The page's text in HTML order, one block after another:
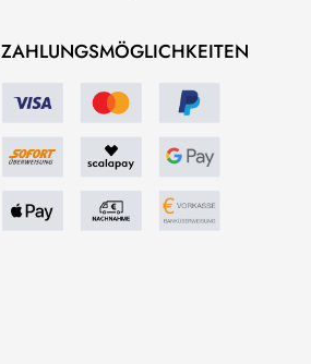
ZAHLUNGSMÖGLICHKEITEN